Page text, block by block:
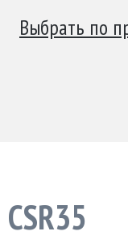
Выбрать по
CSR35